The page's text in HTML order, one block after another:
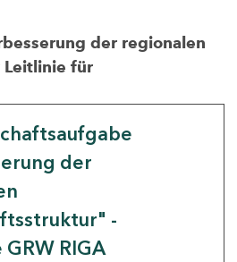
der regionalen
für
der
-
RIGA